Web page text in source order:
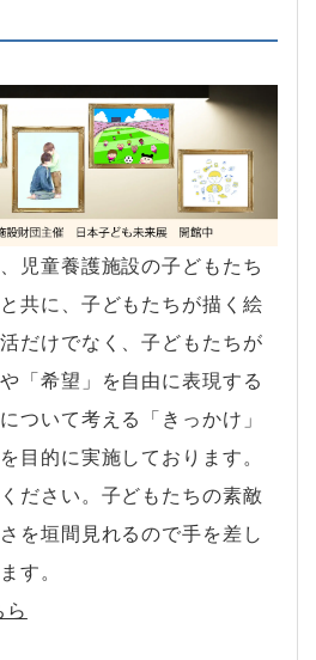
児童養護施設の子どもたち
共に、子どもたちが描く絵
だけでなく、子どもたちが
「希望」を自由に表現する
ついて考える「きっかけ」
目的に実施しております。
ださい。子どもたちの素敵
を垣間見れるので手を差し
す。